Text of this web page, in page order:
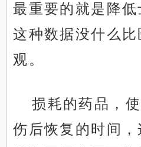
最重要的就是降低
这种数据没什么
观。
损耗的药品，
伤后恢复的时间